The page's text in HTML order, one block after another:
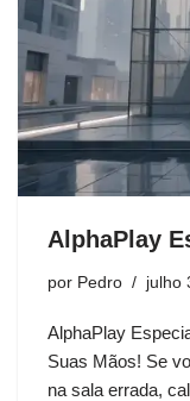
AlphaPlay
por Pedro julho
AlphaPlay
Suas Mãos! Se
na sala errada,